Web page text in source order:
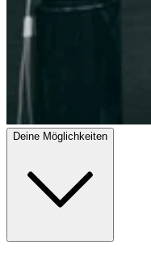
Deine Möglichkeiten